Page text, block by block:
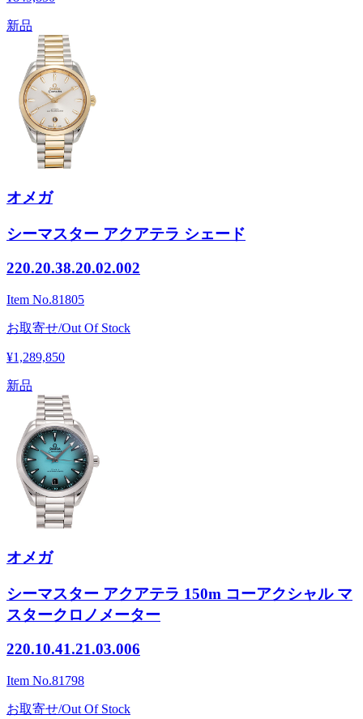
新品
オメガ
シーマスター アクアテラ シェード
220.20.38.20.02.002
Item No.81805
お取寄せ/Out Of Stock
¥1,289,850
新品
オメガ
シーマスター アクアテラ 150m コーアクシャル マ
スタークロノメーター
220.10.41.21.03.006
Item No.81798
お取寄せ/Out Of Stock